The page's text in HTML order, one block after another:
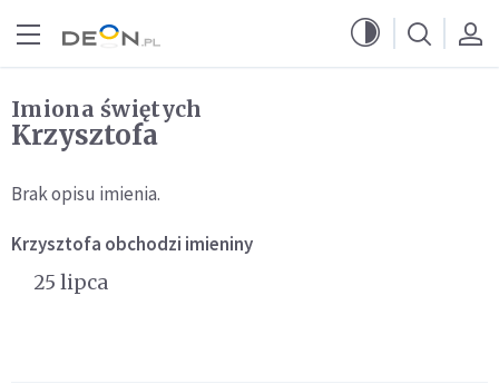
Imiona świętych
Krzysztofa
Brak opisu imienia.
Krzysztofa obchodzi imieniny
25 lipca